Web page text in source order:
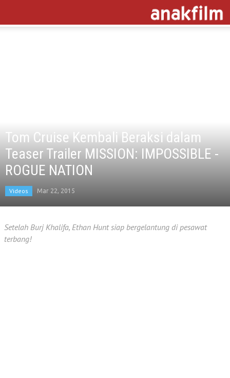
Tom Cruise Kembali Beraksi dalam
Teaser Trailer MISSION: IMPOSSIBLE -
ROGUE NATION
Videos Mar 22, 2015
Setelah Burj Khalifa, Ethan Hunt siap bergelantung di pesawat
terbang!